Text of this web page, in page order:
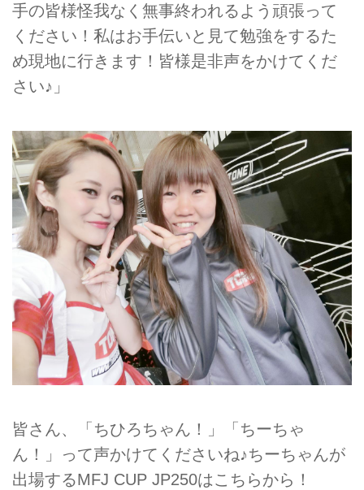
手の皆様怪我なく無事終われるよう頑張って
ください！私はお手伝いと見て勉強をするた
め現地に行きます！皆様是非声をかけてくだ
さい♪」
皆さん、「ちひろちゃん！」「ちーちゃ
ん！」って声かけてくださいね♪ちーちゃんが
出場するMFJ CUP JP250はこちらから！